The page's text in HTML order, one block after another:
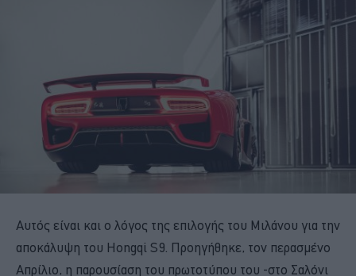
Αυτός είναι και ο λόγος της επιλογής του Μιλάνου για την
αποκάλυψη του Hongqi S9. Προηγήθηκε, τον περασμένο
Απρίλιο, η παρουσίαση του πρωτοτύπου του -στο Σαλόνι